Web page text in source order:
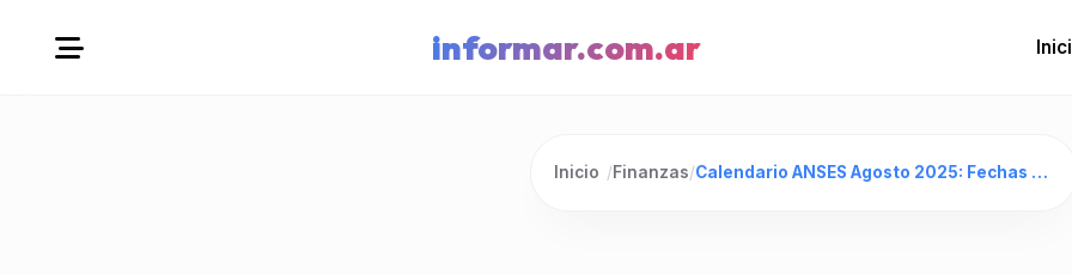
informar.com.ar
Inicio /Finanzas/ Calendario ANSES Agosto 2025: Fechas de Pago Jubilados, Aumento y Bono